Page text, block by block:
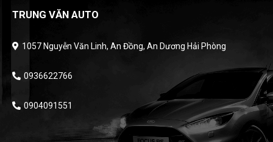
TRUNG VĂN AUTO
1057 Nguyễn Văn Linh, An Đồng, An Dương Hải Phòng
0936622766
0904091551